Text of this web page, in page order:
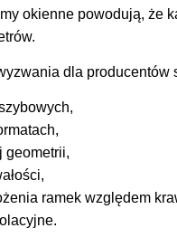
okienne powodują, że
dla producentów
geometrii,
ramek względem